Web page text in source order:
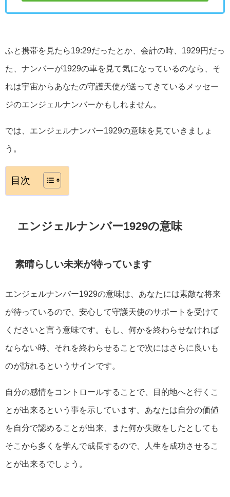
ふと携帯を見たら19:29だったとか、会計の時、1929円だっ
た、ナンバーが1929の車を見て気になっているのなら、そ
れは宇宙からあなたの守護天使が送ってきているメッセー
ジのエンジェルナンバーかもしれません。
では、エンジェルナンバー1929の意味を見ていきましょ
う。
目次
エンジェルナンバー1929の意味
素晴らしい未来が待っています
エンジェルナンバー1929の意味は、あなたには素敵な将来
が待っているので、安心して守護天使のサポートを受けて
くださいと言う意味です。もし、何かを終わらせなければ
ならない時、それを終わらせることで次にはさらに良いも
のが訪れるというサインです。
自分の感情をコントロールすることで、目的地へと行くこ
とが出来るという事を示しています。あなたは自分の価値
を自分で認めることが出来、また何か失敗をしたとしても
そこから多くを学んで成長するので、人生を成功させるこ
とが出来るでしょう。